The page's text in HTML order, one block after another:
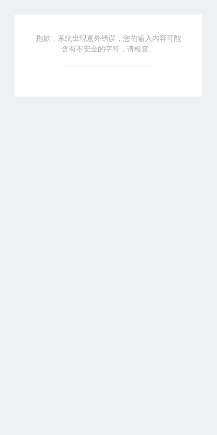
抱歉，系统出现意外错误，您的输入内容可能
含有不安全的字符，请检查。